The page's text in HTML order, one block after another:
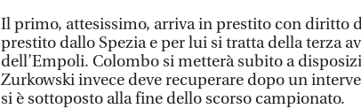
Il primo, attesissimo, arriva in prestito con diritto
prestito dallo Spezia e per lui si tratta della terza
dell’Empoli. Colombo si metterà subito a
Zurkowski invece deve recuperare dopo un
si è sottoposto alla fine dello scorso campionato.